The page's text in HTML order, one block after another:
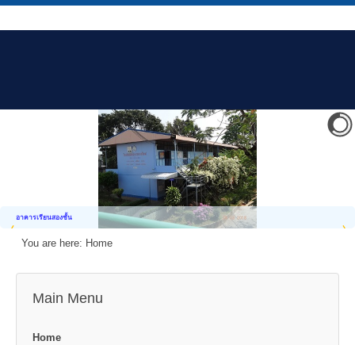
อาคารเรียนสองชั้น
You are here: Home
Main Menu
Home